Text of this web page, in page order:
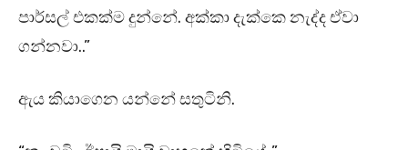
පාර්සල් එකක්ම දුන්නේ. අක්කා දැක්කෙ නැද්ද ඒවා
ගන්නවා..”
ඇය කියාගෙන යන්නේ සතුටිනි.